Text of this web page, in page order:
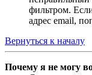
фильтром.
адрес email,
Вернуться к началу
Почему я не могу